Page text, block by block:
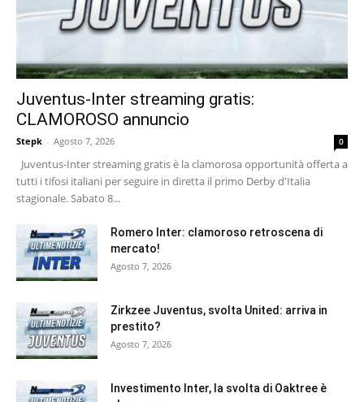
Juventus-Inter streaming gratis:
CLAMOROSO annuncio
Stepk - Agosto 7, 2026 0
Juventus-Inter streaming gratis è la clamorosa opportunità offerta a
tutti i tifosi italiani per seguire in diretta il primo Derby d'Italia
stagionale. Sabato 8...
Romero Inter: clamoroso retroscena di
mercato!
Agosto 7, 2026
Zirkzee Juventus, svolta United: arriva in
prestito?
Agosto 7, 2026
Investimento Inter, la svolta di Oaktree è